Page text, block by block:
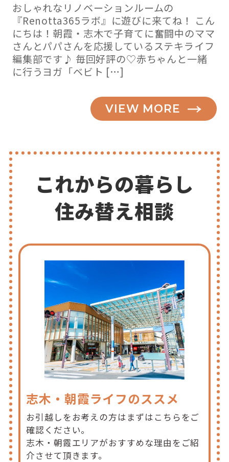
おしゃれなリノベーションルームの
『Renotta365ラボ』に遊びに来てね！ こん
にちは！朝霞・志木で子育てに奮闘中のママ
さんとパパさんを応援しているステキライフ
編集部です♪ 毎回好評の♡赤ちゃんと一緒
に行うヨガ「ベビト […]
VIEW MORE
これからの暮らし
住み替え相談
志木・朝霞ライフのススメ
お引越しをお考えの方はまずはこちらをご
確認ください。
志木・朝霞エリアがおすすめな理由をご紹
介させて頂きます。